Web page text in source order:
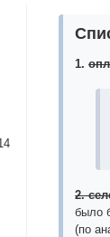
1.
2.
было
(по